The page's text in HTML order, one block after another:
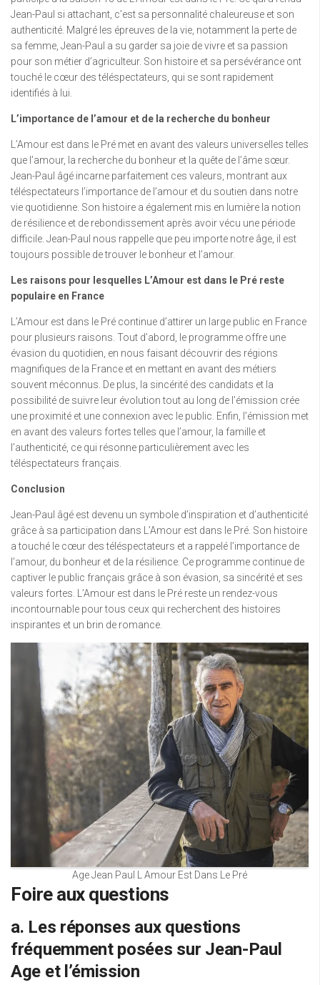
Jean-Paul si attachant, c’est sa personnalité chaleureuse et son
authenticité. Malgré les épreuves de la vie, notamment la perte de
sa femme, Jean-Paul a su garder sa joie de vivre et sa passion
pour son métier d’agriculteur. Son histoire et sa persévérance ont
touché le cœur des téléspectateurs, qui se sont rapidement
identifiés à lui.
L’importance de l’amour et de la recherche du bonheur
L’Amour est dans le Pré met en avant des valeurs universelles telles
que l’amour, la recherche du bonheur et la quête de l’âme sœur.
Jean-Paul âgé incarne parfaitement ces valeurs, montrant aux
téléspectateurs l’importance de l’amour et du soutien dans notre
vie quotidienne. Son histoire a également mis en lumière la notion
de résilience et de rebondissement après avoir vécu une période
difficile. Jean-Paul nous rappelle que peu importe notre âge, il est
toujours possible de trouver le bonheur et l’amour.
Les raisons pour lesquelles L’Amour est dans le Pré reste
populaire en France
L’Amour est dans le Pré continue d’attirer un large public en France
pour plusieurs raisons. Tout d’abord, le programme offre une
évasion du quotidien, en nous faisant découvrir des régions
magnifiques de la France et en mettant en avant des métiers
souvent méconnus. De plus, la sincérité des candidats et la
possibilité de suivre leur évolution tout au long de l’émission crée
une proximité et une connexion avec le public. Enfin, l’émission met
en avant des valeurs fortes telles que l’amour, la famille et
l’authenticité, ce qui résonne particulièrement avec les
téléspectateurs français.
Conclusion
Jean-Paul âgé est devenu un symbole d’inspiration et d’authenticité
grâce à sa participation dans L’Amour est dans le Pré. Son histoire
a touché le cœur des téléspectateurs et a rappelé l’importance de
l’amour, du bonheur et de la résilience. Ce programme continue de
captiver le public français grâce à son évasion, sa sincérité et ses
valeurs fortes. L’Amour est dans le Pré reste un rendez-vous
incontournable pour tous ceux qui recherchent des histoires
inspirantes et un brin de romance.
Age Jean Paul L Amour Est Dans Le Pré
Foire aux questions
a. Les réponses aux questions
fréquemment posées sur Jean-Paul
Age et l’émission